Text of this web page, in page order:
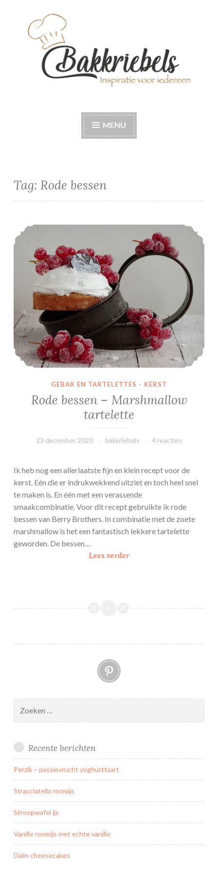
Bakkriebels
MENU
Tag: Rode bessen
Rode bessen – Marshmallow tartelette
GEBAK EN TARTELETTES · KERST
Rode bessen – Marshmallow
tartelette
23 december 2020 bakkriebels 4 reacties
Ik heb nog een allerlaatste fijn en klein recept voor de
kerst. Eén die er indrukwekkend uitziet en toch heel snel
te maken is. En één met een verassende
smaakcombinatie. Voor dit recept gebruikte ik rode
bessen van Berry Brothers. In combinatie met de zoete
marshmallow is het een fantastisch lekkere tartelette
geworden. De bessen…
Lees verderR
a
s
a
t
r
Pinterest
naar:
Recente berichten
Perzik – passievrucht yoghurttaart
Stracciatella roomijs
Stroopwafel ijs
Vanille roomijs met echte vanille
Daim cheesecakes